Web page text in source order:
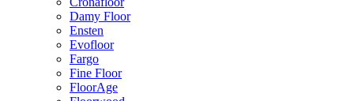
Damy Floor
Ensten
Evofloor
Fargo
Fine Floor
FloorAge